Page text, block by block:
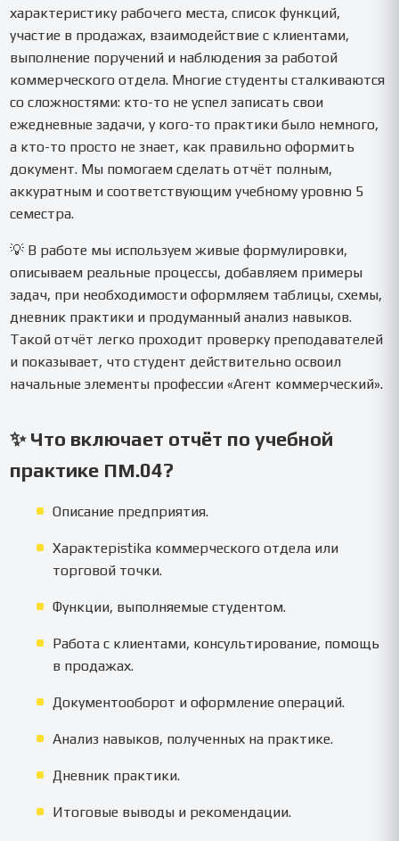
характеристику рабочего места, список функций,
участие в продажах, взаимодействие с клиентами,
выполнение поручений и наблюдения за работой
коммерческого отдела. Многие студенты сталкиваются
со сложностями: кто-то не успел записать свои
ежедневные задачи, у кого-то практики было немного,
а кто-то просто не знает, как правильно оформить
документ. Мы помогаем сделать отчёт полным,
аккуратным и соответствующим учебному уровню 5
семестра.
💡 В работе мы используем живые формулировки,
описываем реальные процессы, добавляем примеры
задач, при необходимости оформляем таблицы, схемы,
дневник практики и продуманный анализ навыков.
Такой отчёт легко проходит проверку преподавателей
и показывает, что студент действительно освоил
начальные элементы профессии «Агент коммерческий».
✨ Что включает отчёт по учебной
практике ПМ.04?
Описание предприятия.
Характерistika коммерческого отдела или
торговой точки.
Функции, выполняемые студентом.
Работа с клиентами, консультирование, помощь
в продажах.
Документооборот и оформление операций.
Анализ навыков, полученных на практике.
Дневник практики.
Итоговые выводы и рекомендации.